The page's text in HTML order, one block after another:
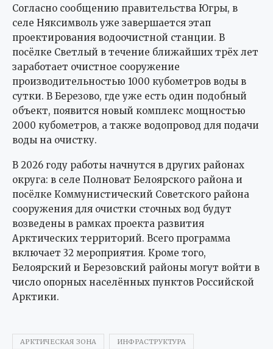
Согласно сообщению правительства Югры, в
селе Няксимволь уже завершается этап
проектирования водоочистной станции. В
посёлке Светлый в течение ближайших трёх лет
заработает очистное сооружение
производительностью 1000 кубометров воды в
сутки. В Березово, где уже есть один подобный
объект, появится новый комплекс мощностью
2000 кубометров, а также водопровод для подачи
воды на очистку.
В 2026 году работы начнутся в других районах
округа: в селе Полноват Белоярского района и
посёлке Коммунистический Советского района
сооружения для очистки сточных вод будут
возведены в рамках проекта развития
Арктических территорий. Всего программа
включает 32 мероприятия. Кроме того,
Белоярский и Березовский районы могут войти в
число опорных населённых пунктов Российской
Арктики.
АРКТИЧЕСКАЯ ЗОНА ИНФРАСТРУКТУРА